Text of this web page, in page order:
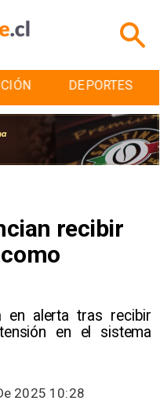
CULTURA
recibir
en alerta tras recibir
en el sistema
2025 10:28